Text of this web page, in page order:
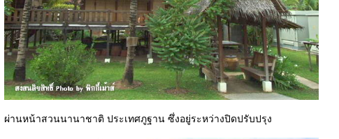
ผ่านหน้าสวนนานาชาติ ประเทศภูฐาน ซึ่งอยู่ระหว่างปิดปรับปรุง